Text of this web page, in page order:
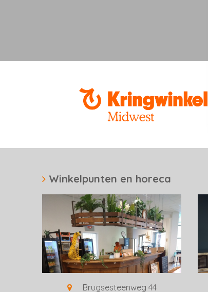
Winkelpunten en horeca
Brugsesteenweg 44